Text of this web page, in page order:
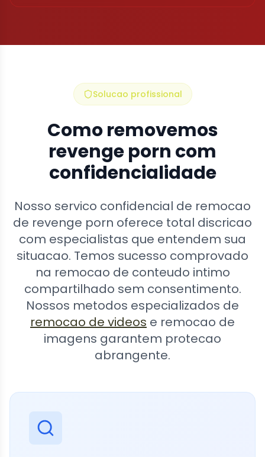
Solucao profissional
Como removemos
revenge porn com
confidencialidade
Nosso servico confidencial de remocao
de revenge porn oferece total discricao
com especialistas que entendem sua
situacao. Temos sucesso comprovado
na remocao de conteudo intimo
compartilhado sem consentimento.
Nossos metodos especializados de
remocao de videos e remocao de
imagens garantem protecao
abrangente.